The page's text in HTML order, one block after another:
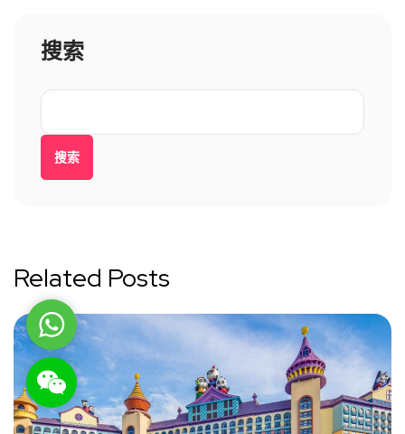
搜索
搜索
Related Posts
WhatsApp
WeChat: rsgt819